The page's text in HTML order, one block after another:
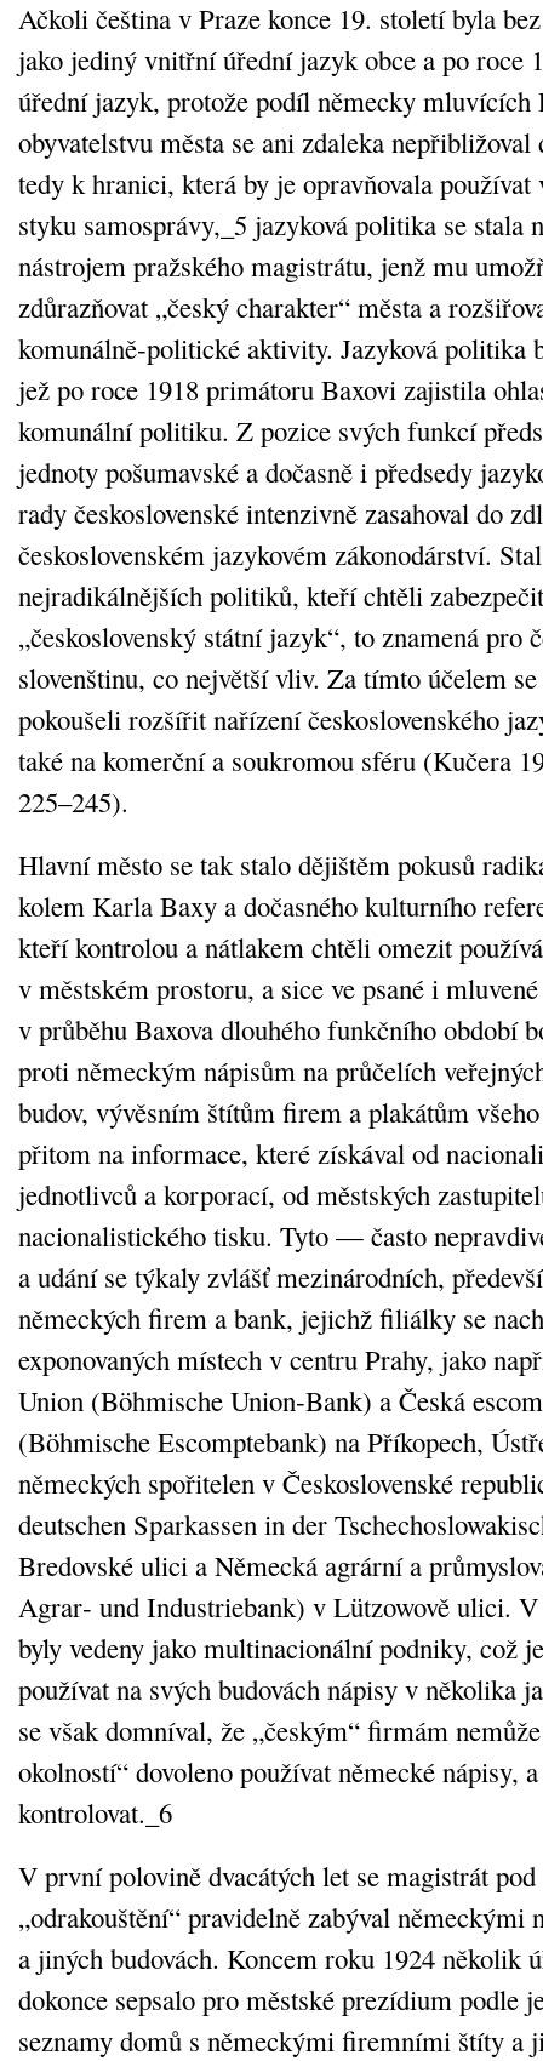
Ačkoli čeština v Praze konce 19. století byla
jako jediný vnitřní úřední jazyk obce a po roce
úřední jazyk, protože podíl německy mluvících
obyvatelstvu města se ani zdaleka
tedy k hranici, která by je opravňovala používat
styku samosprávy,_5 jazyková politika se stala
nástrojem pražského magistrátu, jenž mu
zdůrazňovat „český charakter“ města a
komunálně‑politické aktivity. Jazyková politika
jež po roce 1918 primátoru Baxovi zajistila
komunální politiku. Z pozice svých funkcí
jednoty pošumavské a dočasně i předsedy
rady československé intenzivně zasahoval do
československém jazykovém zákonodárství.
nejradikálnějších politiků, kteří chtěli
„československý státní jazyk“, to znamená pro
slovenštinu, co největší vliv. Za tímto účelem
pokoušeli rozšířit nařízení československého
také na komerční a soukromou sféru (Kučera
225–245).
Hlavní město se tak stalo dějištěm pokusů
kolem Karla Baxy a dočasného kulturního
kteří kontrolou a nátlakem chtěli omezit
v městském prostoru, a sice ve psané i
v průběhu Baxova dlouhého funkčního období
proti německým nápisům na průčelích
budov, vývěsním štítům firem a plakátům
přitom na informace, které získával od
jednotlivců a korporací, od městských
nacionalistického tisku. Tyto — často
a udání se týkaly zvlášť mezinárodních,
německých firem a bank, jejichž filiálky se
exponovaných místech v centru Prahy, jako
Union (Böhmische Union‑Bank) a Česká
(Böhmische Escomptebank) na Příkopech,
německých spořitelen v Československé
deutschen Sparkassen in der
Bredovské ulici a Německá agrární a
Agrar‑ und Industriebank) v Lützowově ulici.
byly vedeny jako multinacionální podniky, což
používat na svých budovách nápisy v několika
se však domníval, že „českým“ firmám
okolností“ dovoleno používat německé nápisy,
kontrolovat._6
V první polovině dvacátých let se magistrát pod
„odrakouštění“ pravidelně zabýval německými
a jiných budovách. Koncem roku 1924 několik
dokonce sepsalo pro městské prezídium podle
seznamy domů s německými firemními štíty a